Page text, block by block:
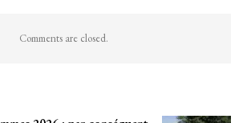
Comments are closed.